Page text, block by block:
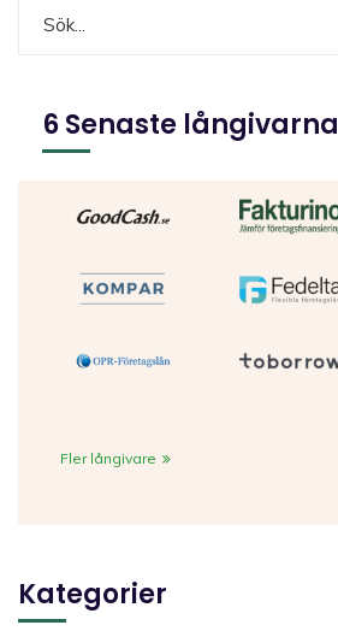
6 Senaste långivarna
Fler långivare
Kategorier